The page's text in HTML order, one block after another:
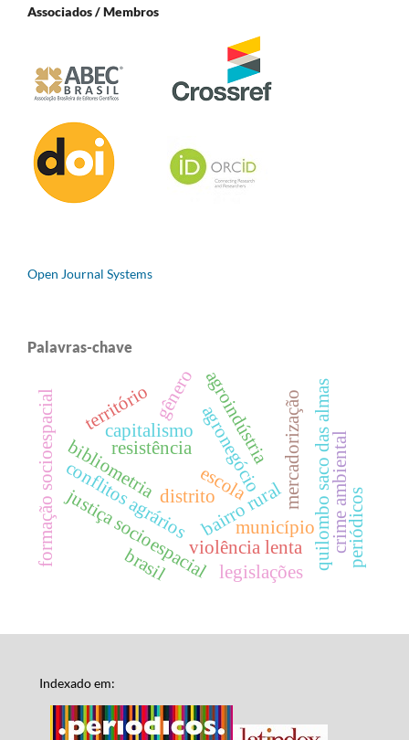
Associados / Membros
Open Journal Systems
Palavras-chave
município
distritobairro rural
escola
resistência
conflitos agrários
agronegócio quilombo saco das almas
mercadorização
capitalismo
violência lenta
agroindústria
crime ambiental
território gênero
justiça socioespacial
bibliometria
periódicos
formação socioespacial
legislações
brasil
Indexado em: